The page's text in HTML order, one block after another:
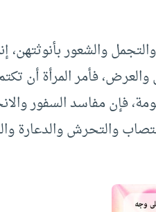
والشعور
فأمر المرأة أن
فإن مفاسد السفور
والتحرش والدعارة